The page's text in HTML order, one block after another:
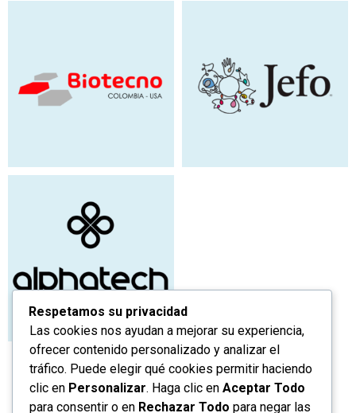
Respetamos su privacidad
Las cookies nos ayudan a mejorar su experiencia,
ofrecer contenido personalizado y analizar el
tráfico. Puede elegir qué cookies permitir haciendo
clic en Personalizar. Haga clic en Aceptar Todo
para consentir o en Rechazar Todo para negar las